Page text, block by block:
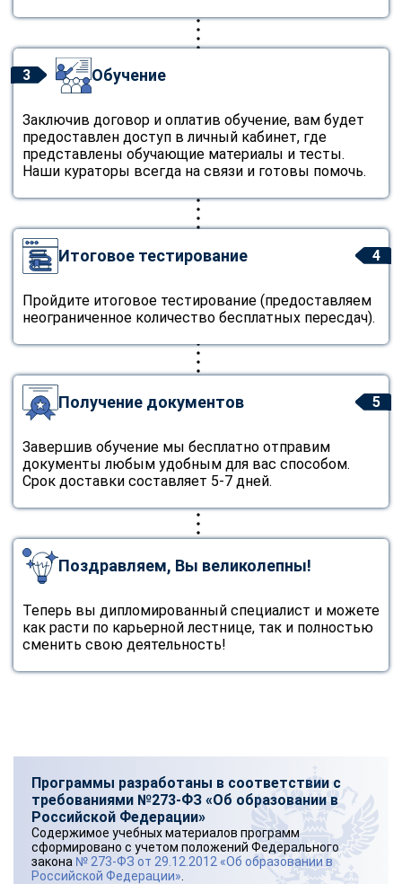
3 Обучение
Заключив договор и оплатив обучение, вам будет
предоставлен доступ в личный кабинет, где
представлены обучающие материалы и тесты.
Наши кураторы всегда на связи и готовы помочь.
4
Итоговое тестирование
Пройдите итоговое тестирование (предоставляем
неограниченное количество бесплатных пересдач).
5
Получение документов
Завершив обучение мы бесплатно отправим
документы любым удобным для вас способом.
Срок доставки составляет 5-7 дней.
Поздравляем, Вы великолепны!
Теперь вы дипломированный специалист и можете
как расти по карьерной лестнице, так и полностью
сменить свою деятельность!
Программы разработаны в соответствии с
требованиями №273-ФЗ «Об образовании в
Российской Федерации»
Содержимое учебных материалов программ
сформировано с учетом положений Федерального
закона № 273-ФЗ от 29.12.2012 «Об образовании в
Российской Федерации»